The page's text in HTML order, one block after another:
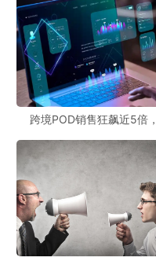
划。同时，POD资源网站上
可能需要进行相应的优化。
展，及时调整自己的业务策
境资讯的及时获取和分析，
力至关重要。
跨境POD销售狂飙近5倍，